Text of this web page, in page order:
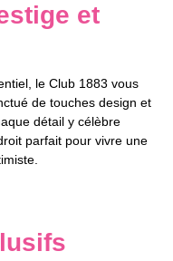
et
le Club 1883 vous
de touches design et
détail y célèbre
parfait pour vivre une